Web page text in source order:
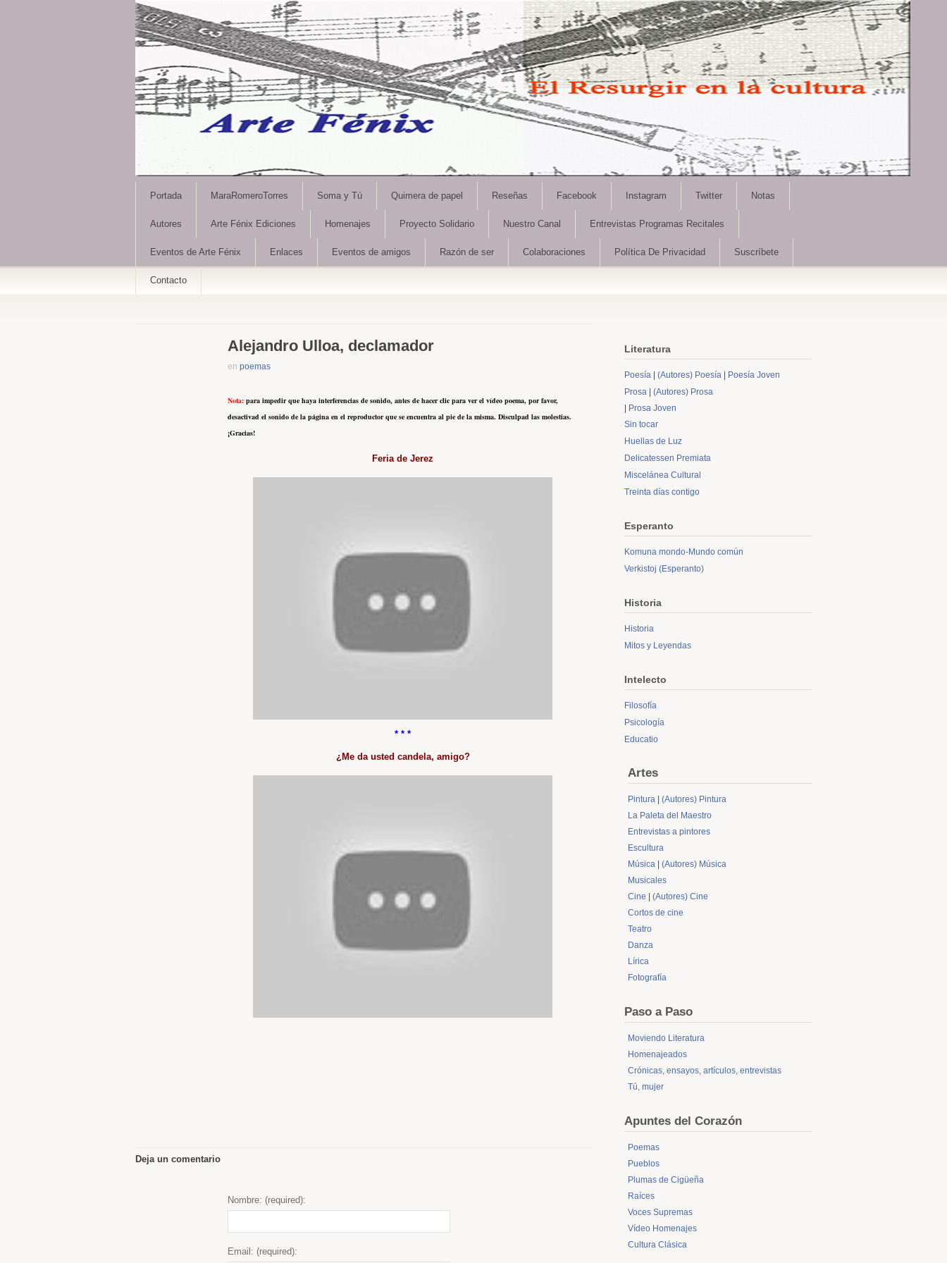
Portada MaraRomeroTorres Soma y Tú Quimera de papel Reseñas Facebook Instagram Twitter Notas
Autores Arte Fénix Ediciones Homenajes Proyecto Solidario Nuestro Canal Entrevistas Programas Recitales
Eventos de Arte Fénix Enlaces Eventos de amigos Razón de ser Colaboraciones Política De Privacidad Suscríbete
Contacto
Alejandro Ulloa, declamador
en poemas
Nota: para impedir que haya interferencias de sonido, antes de hacer clic para ver el vídeo poema, por favor,
desactivad el sonido de la página en el reproductor que se encuentra al pie de la misma. Disculpad las molestias.
¡Gracias!
Feria de Jerez
* * *
¿Me da usted candela, amigo?
Deja un comentario
Nombre: (required):
Email: (required):
Literatura
Poesía (Autores) Poesía
Poesía Joven
Prosa
(Autores) Prosa
Prosa Joven
Sin tocar
Huellas de Luz
Delicatessen Premiata
Miscelánea Cultural
Treinta días contigo
Esperanto
Komuna mondo-Mundo común
Verkistoj (Esperanto)
Historia
Historia
Mitos y Leyendas
Intelecto
Filosofía
Psicología
Educatio
Artes
Pintura
(Autores) Pintura
La Paleta del Maestro
Entrevistas a pintores
Escultura
Música
(Autores) Música
Musicales
Cine
(Autores) Cine
Cortos de cine
Teatro
Danza
Lírica
Fotografía
Paso a Paso
Moviendo Literatura
Homenajeados
Crónicas, ensayos, artículos, entrevistas
Tú, mujer
Apuntes del Corazón
Poemas
Pueblos
Plumas de Cigüeña
Raíces
Voces Supremas
Vídeo Homenajes
Cultura Clásica